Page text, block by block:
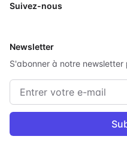
Suivez-nous
Newsletter
S'abonner à notre newsletter
Adresse e-mail